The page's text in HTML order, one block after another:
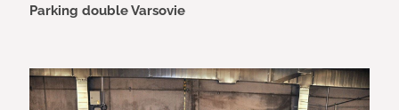
Parking double Varsovie